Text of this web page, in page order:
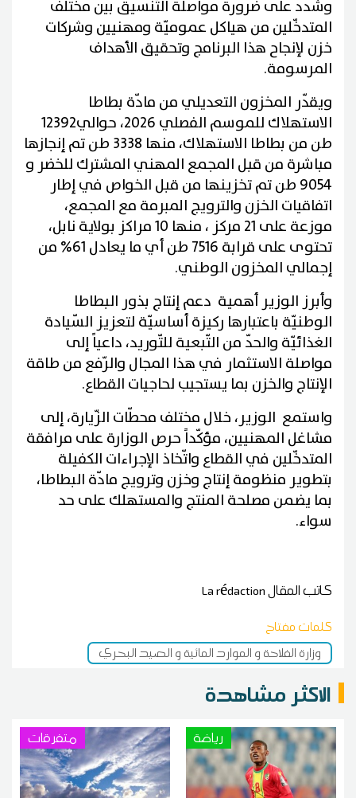
وشدد على ضرورة مواصلة التّنسيق بين مختلف
المتدخّلين من هياكل عموميّة ومهنيين وشركات
خزن لإنجاح هذا البرنامج وتحقيق الأهداف
المرسومة.
ويقدّر المخزون التعديلي من مادّة بطاطا
الاستهلاك للموسم الفصلي 2026، حوالي12392
طن من بطاطا الاستهلاك، منها 3338 طن تم إنجازها
مباشرة من قبل المجمع المهني المشترك للخضر و
9054 طن تم تخزينها من قبل الخواص في إطار
اتفاقيات الخزن والترويج المبرمة مع المجمع،
موزعة على 21 مركز ، منها 10 مراكز بولاية نابل،
تحتوى على قرابة 7516 طن أي ما يعادل 61% من
إجمالي المخزون الوطني.
وأبرز الوزير أهمية دعم إنتاج بذور البطاطا
الوطنيّة باعتبارها ركيزة أساسيّة لتعزيز السّيادة
الغذائيّة والحدّ من التّبعية للتّوريد، داعياً إلى
مواصلة الاستثمار في هذا المجال والرّفع من طاقة
الإنتاج والخزن بما يستجيب لحاجيات القطاع.
واستمع الوزير، خلال مختلف محطّات الزّيارة، إلى
مشاغل المهنيين، مؤكّداً حرص الوزارة على مرافقة
المتدخّلين في القطاع واتّخاذ الإجراءات الكفيلة
بتطوير منظومة إنتاج وخزن وترويج مادّة البطاطا،
بما يضمن مصلحة المنتج والمستهلك على حد
سواء.
كاتب المقالLa rédaction
كلمات مفتاح
وزارة الفلاحة و الموارد المائية و الصيد البحري
الاكثر مشاهدة
رياضة متفرقات